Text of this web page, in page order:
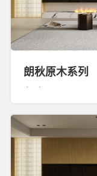
朗秋原木系列
· ·